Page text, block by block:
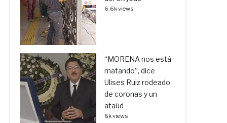
6.6k views
“MORENA nos está
matando”, dice
Ulises Ruiz rodeado
de coronas y un
ataúd
6k views